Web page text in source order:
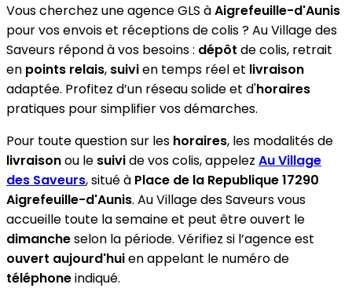
Vous cherchez une agence GLS àAigrefeuille-d'Aunis
pour vos envois et réceptions de colis ? Au Village des
Saveurs répond à vos besoins : dépôt de colis, retrait
en points relais, suivien temps réel et livraison
adaptée. Profitez d’un réseau solide et d'horaires
pratiques pour simplifier vos démarches.
Pour toute question sur les horaires, les modalités de
livraisonou le suivide vos colis, appelez Au Village
des Saveurs, situé à Place de la Republique 17290
Aigrefeuille-d'Aunis. Au Village des Saveurs vous
accueille toute la semaine et peut être ouvert le
dimancheselon la période. Vérifiez si l’agence est
ouvert aujourd'huien appelant le numéro de
téléphoneindiqué.